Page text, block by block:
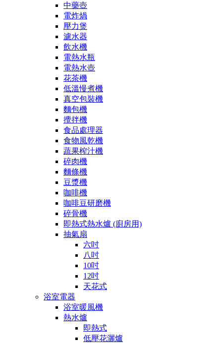
中藥壺
電炸煱
壓力煲
濾水器
飲水機
電熱水瓶
電熱水壺
花茶機
低溫慢煮機
真空包裝機
麵包機
攪拌機
食品處理器
食物風乾機
蔬果榨汁機
碎肉機
麵條機
豆漿機
咖啡機
咖啡豆研磨機
碎骨機
即熱式熱水爐 (廚房用)
抽氣扇
六吋
八吋
10吋
12吋
天花式
浴室電器
浴室暖風機
熱水爐
即熱式
低壓花灑爐